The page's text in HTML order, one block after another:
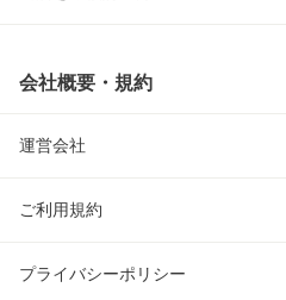
会社概要・規約
運営会社
ご利用規約
プライバシーポリシー